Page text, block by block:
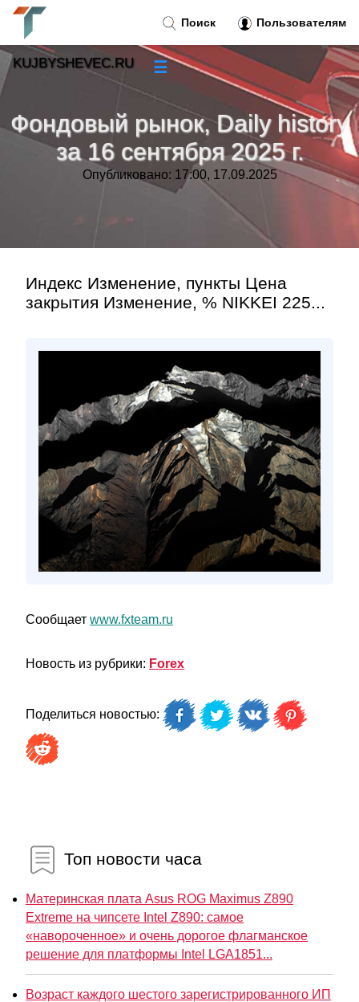
Фондовый рынок, Daily history
за 16 сентября 2025 г.
Опубликовано: 17:00, 17.09.2025
Индекс Изменение, пункты Цена
закрытия Изменение, % NIKKEI 225...
Сообщает www.fxteam.ru
Новость из рубрики: Forex
Поделиться новостью:
Топ новости часа
Материнская плата Asus ROG Maximus Z890
Extreme на чипсете Intel Z890: самое
«навороченное» и очень дорогое флагманское
решение для платформы Intel LGA1851...
Возраст каждого шестого зарегистрированного ИП
Поиск Пользователям
KUJBYSHEVEC.RU ☰
»
Тренды новостей »
»
Контакт»